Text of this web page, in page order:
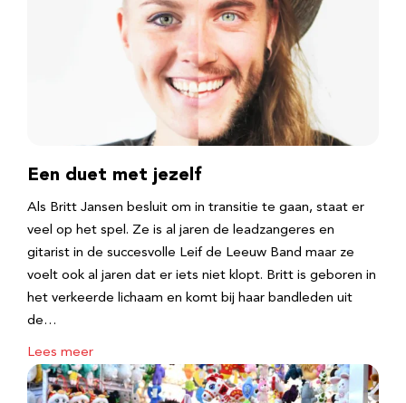
Een duet met jezelf
Als Britt Jansen besluit om in transitie te gaan, staat er
veel op het spel. Ze is al jaren de leadzangeres en
gitarist in de succesvolle Leif de Leeuw Band maar ze
voelt ook al jaren dat er iets niet klopt. Britt is geboren in
het verkeerde lichaam en komt bij haar bandleden uit
de…
Lees meer